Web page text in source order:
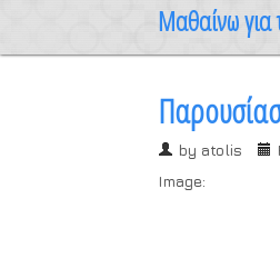
Μαθαίνω για
by atolis
Image: